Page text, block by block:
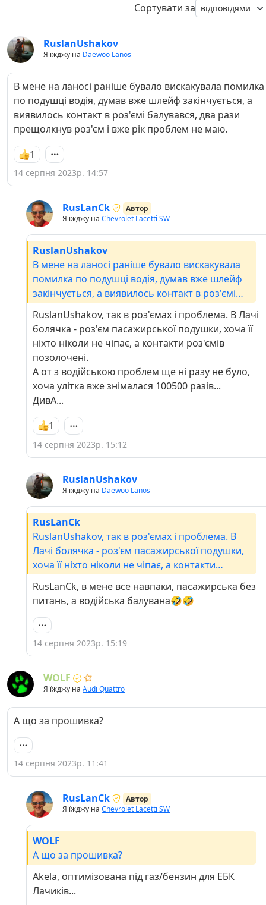
Сортувати за
RuslanUshakov
Я їжджу на Daewoo Lanos
В мене на ланосі раніше бувало вискакувала помилка
по подушці водія, думав вже шлейф закінчується, а
виявилось контакт в роз'ємі балувався, два рази
прещолкнув роз'єм і вже рік проблем не маю.
1
14 серпня 2023р. 14:57
RusLanCk
Автор
Я їжджу на Chevrolet Lacetti SW
RuslanUshakov
В мене на ланосі раніше бувало вискакувала
помилка по подушці водія, думав вже шлейф
закінчується, а виявилось контакт в роз'ємі
балувався, два рази прещолкнув роз'єм і вже
рік проблем не маю.
RuslanUshakov, так в роз'ємах і проблема. В Лачі
болячка - роз'єм пасажирської подушки, хоча її
ніхто ніколи не чіпає, а контакти роз'ємів
позолочені.
А от з водійською проблем ще ні разу не було,
хоча улітка вже знімалася 100500 разів...
ДивА...
1
14 серпня 2023р. 15:12
RuslanUshakov
Я їжджу на Daewoo Lanos
RusLanCk
RuslanUshakov, так в роз'ємах і проблема. В
Лачі болячка - роз'єм пасажирської подушки,
хоча її ніхто ніколи не чіпає, а контакти
проблем ще ні разу не було, хоча улітка вже
знімалася 100500 разів...ДивА...
RusLanCk, в мене все навпаки, пасажирська без
питань, а водійська балувана🤣🤣
14 серпня 2023р. 15:19
WOLF
Я їжджу на Audi Quattro
А що за прошивка?
14 серпня 2023р. 11:41
RusLanCk
Автор
Я їжджу на Chevrolet Lacetti SW
WOLF
А що за прошивка?
Akela, оптимізована під газ/бензин для ЕБК
Лачиків...